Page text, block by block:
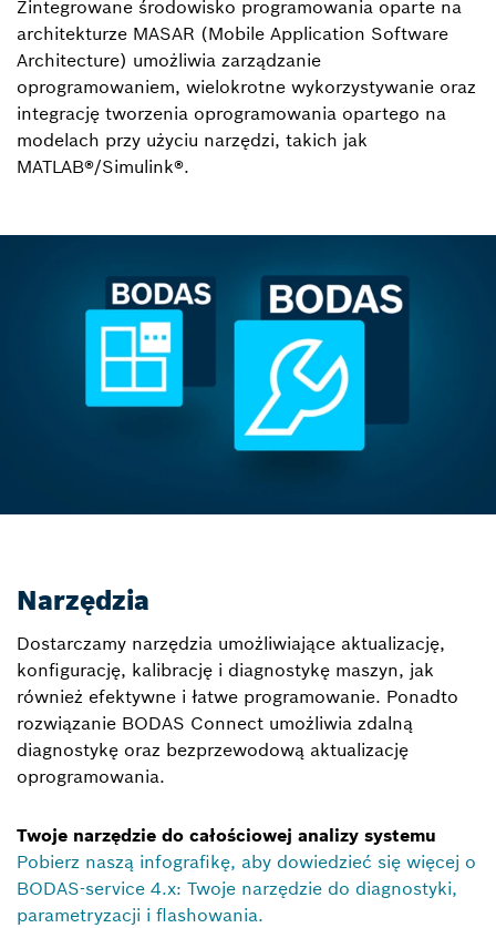
Zintegrowane środowisko programowania oparte na
architekturze MASAR (Mobile Application Software
Architecture) umożliwia zarządzanie
oprogramowaniem, wielokrotne wykorzystywanie oraz
integrację tworzenia oprogramowania opartego na
modelach przy użyciu narzędzi, takich jak
MATLAB®/Simulink®.
Narzędzia
Dostarczamy narzędzia umożliwiające aktualizację,
konfigurację, kalibrację i diagnostykę maszyn, jak
również efektywne i łatwe programowanie. Ponadto
rozwiązanie BODAS Connect umożliwia zdalną
diagnostykę oraz bezprzewodową aktualizację
oprogramowania.
Twoje narzędzie do całościowej analizy systemu
Pobierz naszą infografikę, aby dowiedzieć się więcej o
BODAS-service 4.x: Twoje narzędzie do diagnostyki,
parametryzacji i flashowania.